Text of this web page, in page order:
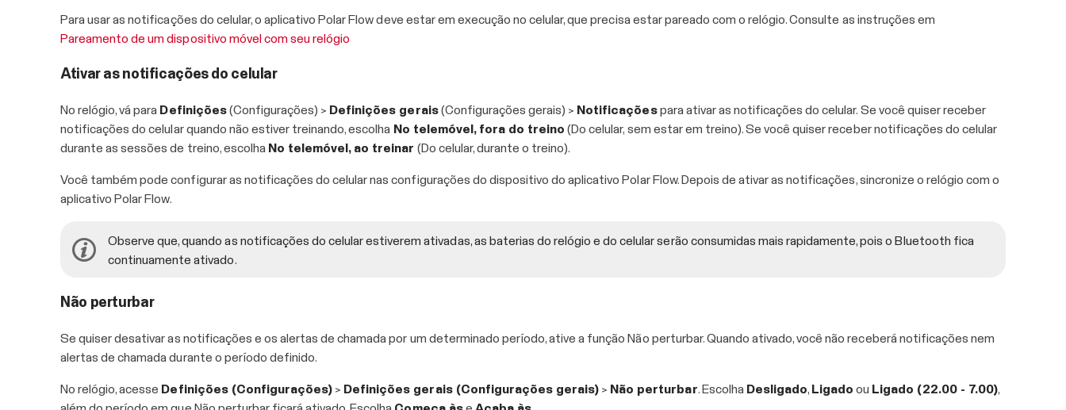
Para usar as notificações do celular, o aplicativo Polar Flow deve estar em execução no celular, que precisa estar pareado com o relógio. Consulte as instruções em
Pareamento de um dispositivo móvel com seu relógio
Ativar as notificações do celular
No relógio, vá para Definições(Configurações) > Definições gerais(Configurações gerais) > Notificaçõespara ativar as notificações do celular. Se você quiser receber
notificações do celular quando não estiver treinando, escolha No telemóvel, fora do treino (Do celular, sem estar em treino). Se você quiser receber notificações do celular
durante as sessões de treino, escolha No telemóvel, ao treinar (Do celular, durante o treino).
Você também pode configurar as notificações do celular nas configurações do dispositivo do aplicativo Polar Flow. Depois de ativar as notificações, sincronize o relógio com o
aplicativo Polar Flow.
Observe que, quando as notificações do celular estiverem ativadas, as baterias do relógio e do celular serão consumidas mais rapidamente, pois o Bluetooth fica
continuamente ativado.
Não perturbar
Se quiser desativar as notificações e os alertas de chamada por um determinado período, ative a função Não perturbar. Quando ativado, você não receberá notificações nem
alertas de chamada durante o período definido.
No relógio, acesse Definições (Configurações) > Definições gerais (Configurações gerais) > Não perturbar. Escolha Desligado, Ligado ou Ligado (22.00 - 7.00),